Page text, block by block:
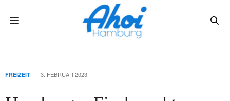
FREIZEIT 3. FEBRUAR 2023